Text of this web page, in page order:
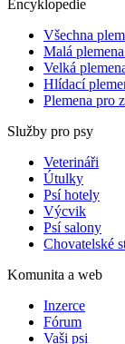
Encyklopedie
Všechna
Malá
Velká
Hlídací
Plemena pro
Služby pro psy
Veterináři
Útulky
Psí hotely
Výcvik
Psí salony
Chovatelské
Komunita a web
Inzerce
Fórum
Vaši psi